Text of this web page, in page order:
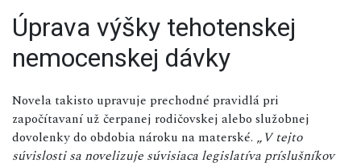
Úprava výšky tehotenskej
nemocenskej dávky
Novela takisto upravuje prechodné pravidlá pri
započítavaní už čerpanej rodičovskej alebo služobnej
dovolenky do obdobia nároku na materské. „V tejto
súvislosti sa novelizuje súvisiaca legislatíva príslušníkov